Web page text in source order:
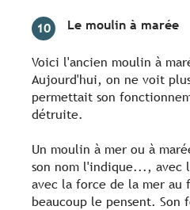
10 Le moulin à marée
Voici l'ancien moulin à
Aujourd'hui, on ne voit
permettait son
détruite.
Un moulin à mer ou à
son nom l'indique..., avec
avec la force de la mer
beaucoup le pensent. Son